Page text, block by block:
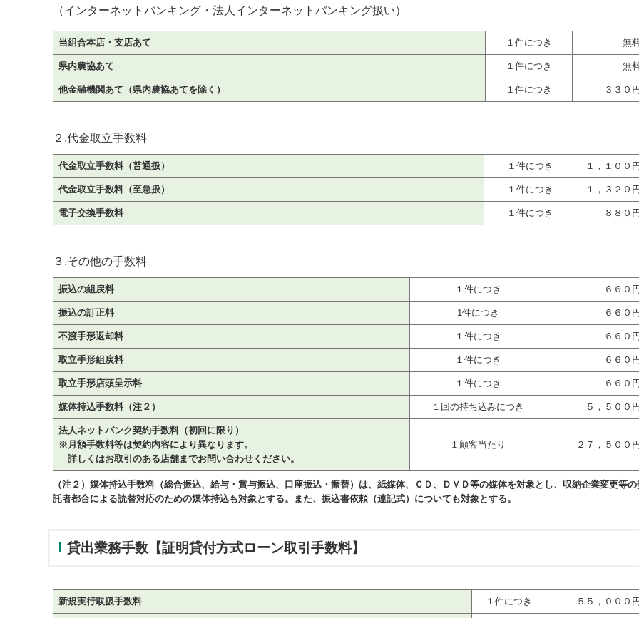
（インターネットバンキング・法人インターネットバンキング扱い）
当組合本店・支店あて １件につき 無
県内農協あて １件につき 無
他金融機関あて（県内農協あてを除く） １件につき ３３０円
２.代金取立手数料
代金取立手数料（普通扱） １件につき １，１００円
代金取立手数料（至急扱） １件につき １，３２０円
電子交換手数料 １件につき ８８０円
３.その他の手数料
振込の組戻料 １件につき ６６０
振込の訂正料 1件につき ６６０
不渡手形返却料 １件につき ６６０
取立手形組戻料 １件につき ６６０
取立手形店頭呈示料 １件につき ６６０
媒体持込手数料（注２） １回の持ち込みにつき ５，５００
法人ネットバンク契約手数料（初回に限り）
※月額手数料等は契約内容により異なります。
詳しくはお取引のある店舗までお問い合わせください。
１顧客当たり ２７，５００
（注２）媒体持込手数料（総合振込、給与・賞与振込、口座振込・振替）は、紙媒体、ＣＤ、ＤＶＤ等の媒体を対象とし、収納企業変更等の
託者都合による読替対応のための媒体持込も対象とする。また、振込書依頼（連記式）についても対象とする。
貸出業務手数【証明貸付方式ローン取引手数料】
新規実行取扱手数料 １件につき ５５，０００円